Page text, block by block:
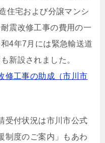
住宅および分譲マンシ
震改修工事の費用の一
4年7月には緊急輸送道
新設されました。
修工事の助成（市川市
受付状況は市川市公式
制度のご案内」もあわ